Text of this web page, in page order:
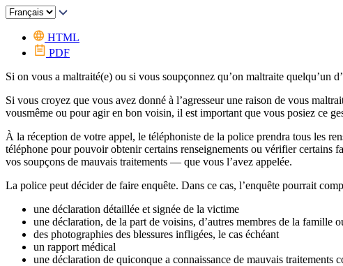
HTML
PDF
Si on vous a maltraité(e) ou si vous soupçonnez qu’on maltraite quelqu’un
Si vous croyez que vous avez donné à l’agresseur une raison de vous
vousmême ou pour agir en bon voisin, il est important que vous posiez ce
À la réception de votre appel, le téléphoniste de la police prendra tous les
téléphone pour pouvoir obtenir certains renseignements ou vérifier
vos soupçons de mauvais traitements — que vous l’avez appelée.
La police peut décider de faire enquête. Dans ce cas, l’enquête pourrait
une déclaration détaillée et signée de la victime
une déclaration, de la part de voisins, d’autres membres de la famille
des photographies des blessures infligées, le cas échéant
un rapport médical
une déclaration de quiconque a connaissance de mauvais traitements